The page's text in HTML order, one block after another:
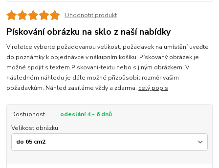
Ohodnotit produkt
Pískování obrázku na sklo z naší nabídky
V roletce vyberte požadovanou velikost, požadavek na umístění uveďte
do poznámky k objednávce v nákupním košíku. Pískovaný obrázek je
možné spojit s textem Piskovani-textu nebo s jiným obrázkem. V
následném náhledu je dále možné přizpůsobit rozměr vašim
požadavkům. Náhled zasíláme vždy a zdarma. celý popis
Dostupnost
odeslání 4 - 6 dnů
Velikost obrázku